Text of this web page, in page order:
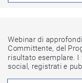
Webinar di
Committente, del
risultato esemplare. I
social, registrati e